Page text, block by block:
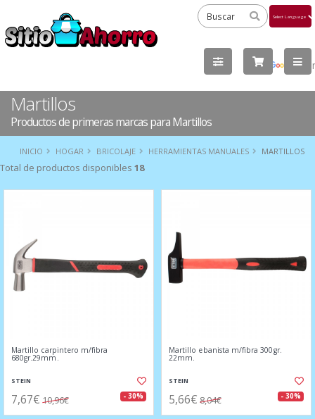
by
Martillos
Productos de primeras marcas para Martillos
INICIO HOGAR BRICOLAJE HERRAMIENTAS MANUALES MARTILLOS
Total de productos disponibles 18
Martillo carpintero m/fibra
680gr.29mm.
STEIN
7,67€ 10,96€ - 30%
Martillo ebanista m/fibra 300gr.
22mm.
STEIN
5,66€ 8,04€ - 30%